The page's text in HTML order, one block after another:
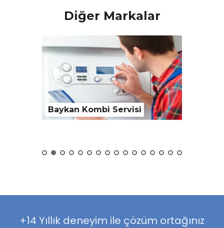
Diğer Markalar
Baykan Kombi Servisi
+14 Yıllık deneyim ile çözüm ortağınız